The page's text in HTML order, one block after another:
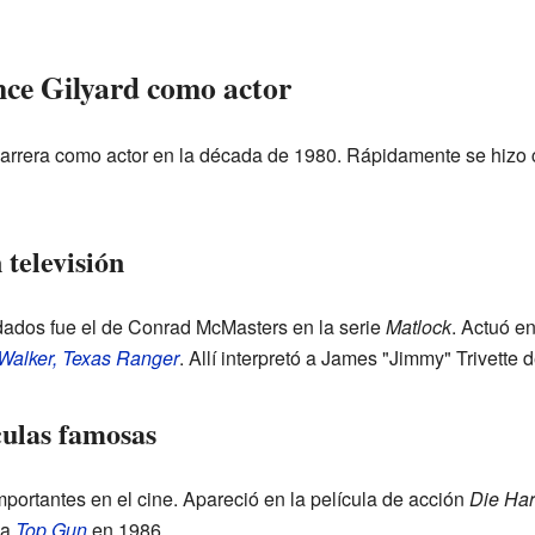
Gilyard como actor
como actor en la década de 1980. Rápidamente se
televisión
fue el de Conrad McMasters en la serieMatlock. Actuó
Texas Ranger. Allí interpretó a James "Jimmy" Trivette
famosas
en el cine. Apareció en la película de acción Die